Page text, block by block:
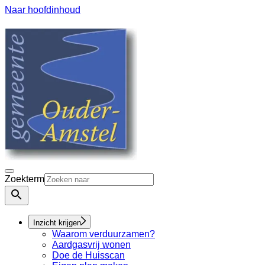
Naar hoofdinhoud
Zoekterm
Inzicht krijgen
Waarom verduurzamen?
Aardgasvrij wonen
Doe de Huisscan